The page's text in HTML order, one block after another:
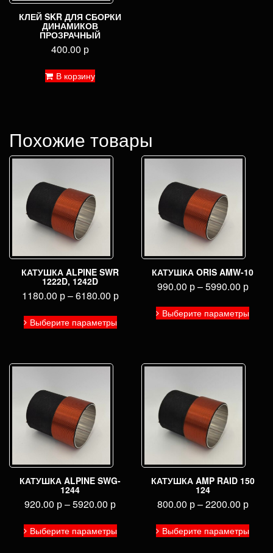
КЛЕЙ SKR ДЛЯ СБОРКИ
ДИНАМИКОВ
ПРОЗРАЧНЫЙ
400.00 р
В корзину
Похожие товары
КАТУШКА ALPINE SWR
1222D, 1242D
1180.00 р–6180.00 р
Выберите параметры
Этот
товар
вариаций.
КАТУШКА ORIS AMW-10
990.00 р–5990.00 р
Выберите параметры
Этот
товар
КАТУШКА ALPINE SWG-
1244
920.00 р–5920.00 р
Выберите параметрытовар
КАТУШКА AMP RAID 150
124
800.00 р–2200.00 р
Выберите параметрытовар